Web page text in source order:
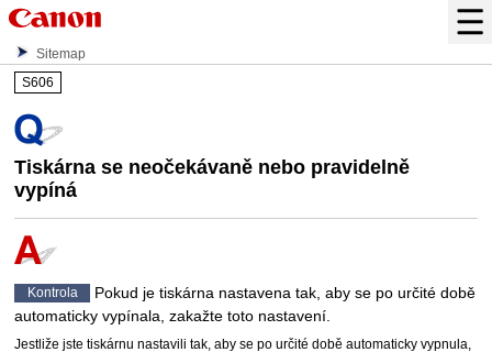
Sitemap
S606
Tiskárna se neočekávaně nebo pravidelně
vypíná
Kontrola Pokud jetiskárna nastavena tak, aby se po určité době
automaticky vypínala, zakažte toto nastavení.
Jestliže jstetiskárnu nastavili tak, aby se po určité době automaticky vypnula,